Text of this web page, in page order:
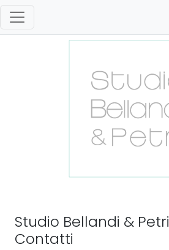
Studio Bellandi & Petri
Contatti